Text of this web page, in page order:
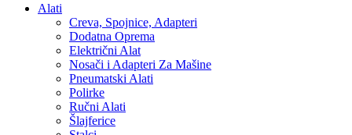
Alati
Creva, Spojnice, Adapteri
Dodatna Oprema
Električni Alat
Nosači i Adapteri Za Mašine
Pneumatski Alati
Polirke
Ručni Alati
Šlajferice